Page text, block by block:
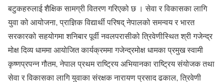
बटुकहरुलाई शैक्षिक सामग्री वितरण गरिएको छ । सेवा र विकासका लागि
युवा को आयोजना, प्राज्ञिक विद्यार्थी परिषद् नेपालको समन्वय र भारत
सरकारको सहयोगमा शनिबार पूर्वी नवलपरासीको त्रिवेणीस्थित श्री गजेन्द्र
मोक्ष दिव्य धाममा आयोजित कार्यक्रममा गजेन्द्रमोक्ष धामका प्रमुख स्वामी
कृष्णप्रपन्न गौतम, नेपाल प्रथम राष्ट्रिय अभियानका राष्ट्रिय संयोजक तथा
सेवा र विकासका लागि युवाका संरक्षक नारायण प्रसाद ढकाल, त्रिवेणी